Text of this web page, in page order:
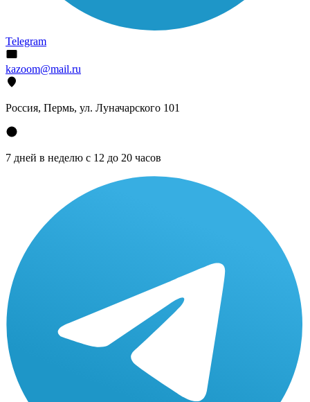
Telegram
kazoom@mail.ru
Россия, Пермь, ул. Луначарского 101
7 дней в неделю с 12 до 20 часов